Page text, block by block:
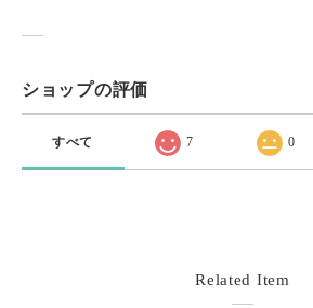
ショップの評価
すべて 7 0
Related Item